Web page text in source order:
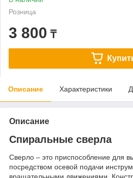
Розница
3 800 ₸
Описание Характеристики
Описание
Спиральные сверла
Сверло – это приспособление для
посредством осевой подачи